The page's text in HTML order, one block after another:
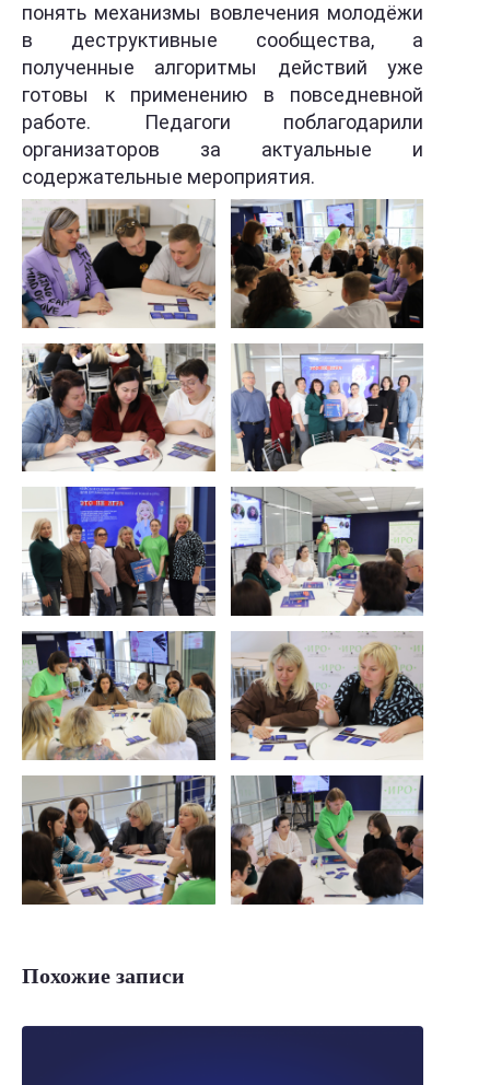
понять механизмы вовлечения молодёжи
в деструктивные сообщества, а
полученные алгоритмы действий уже
готовы к применению в повседневной
работе. Педагоги поблагодарили
организаторов за актуальные и
содержательные мероприятия.
Похожие записи